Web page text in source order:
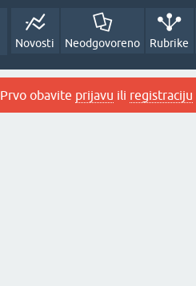
Novosti Neodgovoreno Rubrike
Prvo obavite prijavu ili registraciju